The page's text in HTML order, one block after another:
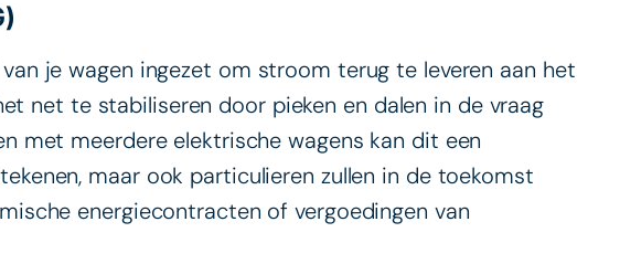
je wagen ingezet om stroom terug te leveren aan het
net te stabiliseren door pieken en dalen in de vraag
met meerdere elektrische wagens kan dit een
maar ook particulieren zullen in de toekomst
energiecontracten of vergoedingen van